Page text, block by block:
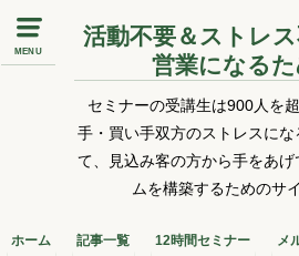
MENU
活動不要＆ストレ
営業になる
セミナーの受講生は900人を
手・買い手双方のストレスに
て、見込み客の方から手をあ
ムを構築するためのサ
ホーム 記事一覧 12時間セミナー メ